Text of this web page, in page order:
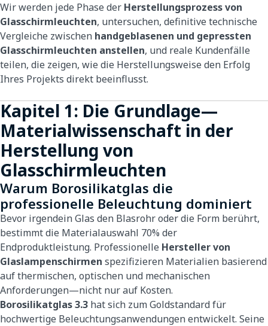
Wir werden jede Phase der Herstellungsprozess von
Glasschirmleuchten, untersuchen, definitive technische
Vergleiche zwischen handgeblasenen und gepressten
Glasschirmleuchten anstellen, und reale Kundenfälle
teilen, die zeigen, wie die Herstellungsweise den Erfolg
Ihres Projekts direkt beeinflusst.
Kapitel 1: Die Grundlage—
Materialwissenschaft in der
Herstellung von
Glasschirmleuchten
Warum Borosilikatglas die
professionelle Beleuchtung dominiert
Bevor irgendein Glas den Blasrohr oder die Form berührt,
bestimmt die Materialauswahl 70% der
Endproduktleistung. Professionelle Hersteller von
Glaslampenschirmen spezifizieren Materialien basierend
auf thermischen, optischen und mechanischen
Anforderungen—nicht nur auf Kosten.
Borosilikatglas 3.3 hat sich zum Goldstandard für
hochwertige Beleuchtungsanwendungen entwickelt. Seine